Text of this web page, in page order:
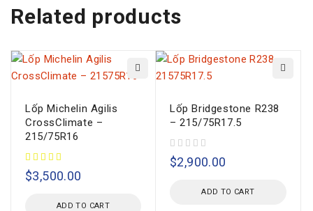
Related products
Lốp Michelin Agilis
CrossClimate –
215/75R16
$3,500.00
ADD TO CART
Lốp Bridgestone R238
– 215/75R17.5
$2,900.00
ADD TO CART